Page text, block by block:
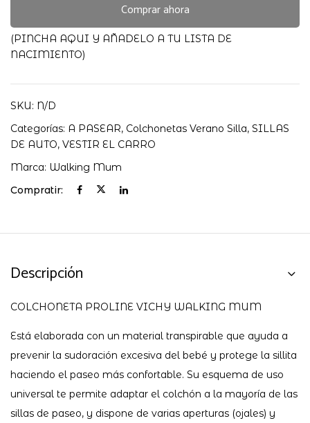
Mum
cantidad
Comprar ahora
(PINCHA AQUI Y AÑADELO A TU LISTA DE
NACIMIENTO)
SKU: N/D
Categorías: A PASEAR, Colchonetas Verano Silla, SILLAS
DE AUTO, VESTIR EL CARRO
Marca: Walking Mum
Compratir:
Descripción
COLCHONETA PROLINE VICHY WALKING MUM
Está elaborada con un material transpirable que ayuda a
prevenir la sudoración excesiva del bebé y protege la sillita
haciendo el paseo más confortable. Su esquema de uso
universal te permite adaptar el colchón a la mayoría de las
sillas de paseo, y dispone de varias aperturas (ojales) y